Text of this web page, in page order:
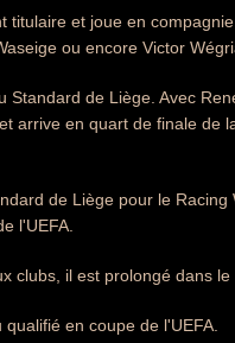
titulaire et joue en
ou encore Victor
Standard de Liège. Avec
arrive en quart de finale de
de Liège pour le
l'UEFA.
clubs, il est prolongé dans
en coupe de l'UEFA.